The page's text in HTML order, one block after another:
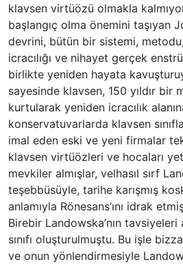
klavsen virtüözü olmakla
başlangıç olma önemini taşıyan
devrini, bütün bir sistemi,
icracılığı ve nihayet gerçek
birlikte yeniden hayata
sayesinde klavsen, 150 yıldır bir
kurtularak yeniden icracılık
konservatuvarlarda klavsen
imal eden eski ve yeni firmalar
klavsen virtüözleri ve hocaları
mevkiler almışlar, velhasıl sırf
teşebbüsüyle, tarihe karışmış
anlamıyla Rönesans’ını idrak
Birebir Landowska’nın
sınıfı oluşturulmuştu. Bu işle
ve onun yönlendirmesiyle